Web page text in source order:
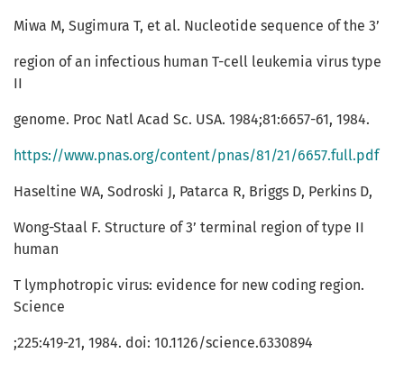
Miwa M, Sugimura T, et al. Nucleotide sequence of the 3’
region of an infectious human T-cell leukemia virus type
II
genome. Proc Natl Acad Sc. USA. 1984;81:6657-61, 1984.
https://www.pnas.org/content/pnas/81/21/6657.full.pdf
Haseltine WA, Sodroski J, Patarca R, Briggs D, Perkins D,
Wong-Staal F. Structure of 3’ terminal region of type II
human
T lymphotropic virus: evidence for new coding region.
Science
;225:419-21, 1984. doi: 10.1126/science.6330894